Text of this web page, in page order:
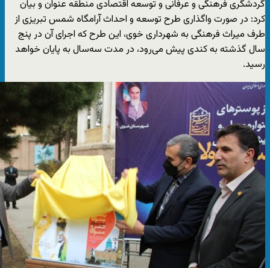
گردشگری فرهنگی و عرفانی و توسعه اقتصادی منطقه عنوان و بیان
کرد: در صورت واگذاری طرح توسعه و احداث آرامگاه شمس تبریزی از
طرف میراث فرهنگی به شهرداری خوی، این طرح که اجرای آن در پنج
سال گذشته به کندی پیش می‌رود، در مدت سه‌سال به پایان خواهد
رسید.